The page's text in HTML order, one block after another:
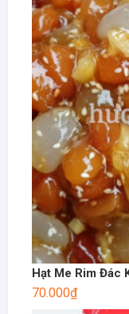
Hạt Me Rim Đác
70.000₫